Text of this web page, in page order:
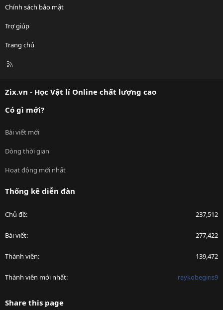
Chính sách bảo mật
Trợ giúp
Trang chủ
R
Zix.vn - Học Vật lí Online chất lượng cao
Có gì mới?
Bài viết mới
Dòng thời gian
Hoạt động mới nhất
Thống kê diễn đàn
Chủ đề 237,512
Bài viết 277,422
Thành viên 139,472
Thành viên mới nhất raykobegiris9
Share this page